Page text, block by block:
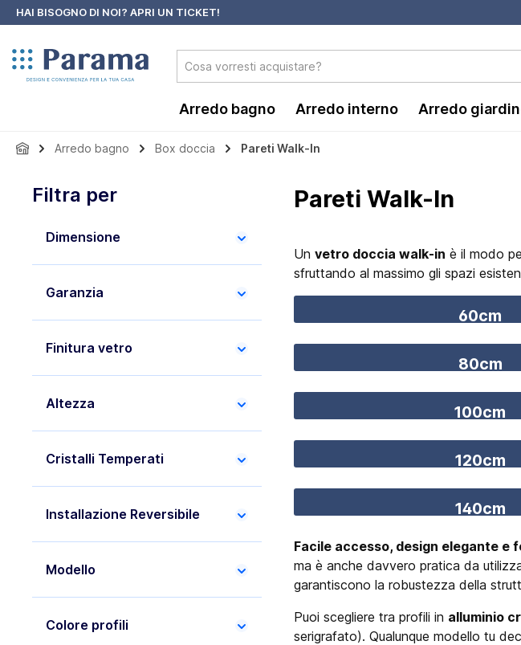
Passa alla navigazione principale
HAI BISOGNO DI NOI? APRI UN TICKET!
Arredo bagno Arredo interno Arredo
Arredo bagno Box doccia Pareti Walk-In
Filtra per
Dimensione
Garanzia
Finitura vetro
Altezza
Cristalli Temperati
Installazione Reversibile
Modello
Colore profili
Pareti Walk-In
Un vetro doccia walk-in è il modo
sfruttando al massimo gli spazi
60cm
80cm
100cm
120cm
140cm
Facile accesso, design elegante e
ma è anche davvero pratica da
garantiscono la robustezza della
Puoi scegliere tra profili in alluminio
serigrafato). Qualunque modello tu